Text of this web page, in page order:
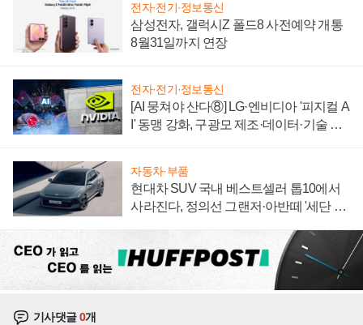
전자·전기·정보통신
삼성전자, 갤럭시Z 폴드8 사전예약 개통
8월31일까지 연장
전자·전기·정보통신
[AI 뭉쳐야 산다⑧] LG·엔비디아 '피지컬 A
I' 동맹 강화, 구광모 제조·데이터·기술 결
자동차·부품
현대차 SUV 국내 베스트셀러 톱10에서
사라진다, 정의선 그랜저·아반떼 '세단 쌍
기사댓글0개